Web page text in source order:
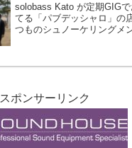
solobass Kato が定期GIGで
てる「パブデッシャロ」の
つものシュノーケリングメ
スポンサーリンク